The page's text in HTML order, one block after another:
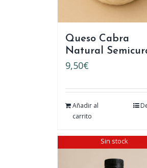
Queso Cabra
Natural
9,50€
Añadir al
carrito
Sin stock